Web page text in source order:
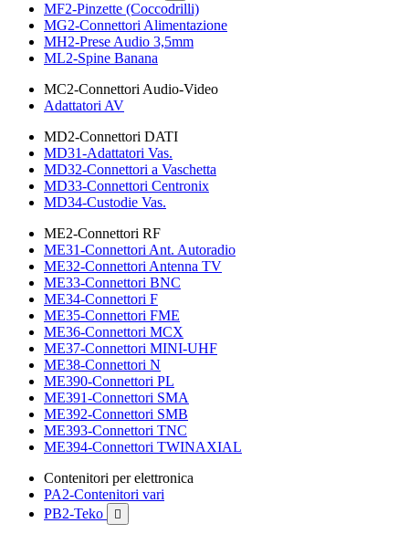
MF2-Pinzette (Coccodrilli)
MG2-Connettori Alimentazione
MH2-Prese Audio 3,5mm
ML2-Spine Banana
MC2-Connettori Audio-Video
Adattatori AV
MD2-Connettori DATI
MD31-Adattatori Vas.
MD32-Connettori a Vaschetta
MD33-Connettori Centronix
MD34-Custodie Vas.
ME2-Connettori RF
ME31-Connettori Ant. Autoradio
ME32-Connettori Antenna TV
ME33-Connettori BNC
ME34-Connettori F
ME35-Connettori FME
ME36-Connettori MCX
ME37-Connettori MINI-UHF
ME38-Connettori N
ME390-Connettori PL
ME391-Connettori SMA
ME392-Connettori SMB
ME393-Connettori TNC
ME394-Connettori TWINAXIAL
Contenitori per elettronica
PA2-Contenitori vari
PB2-Teko
